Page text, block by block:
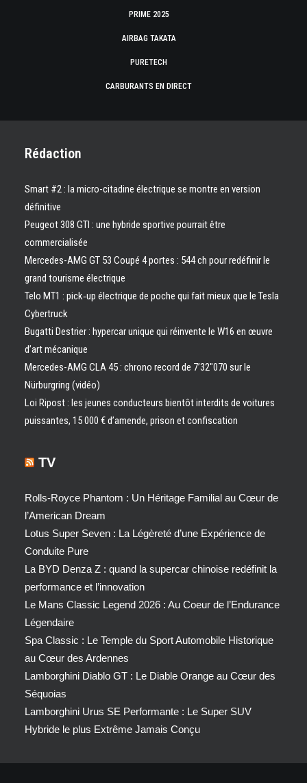
PRIME 2025
AIRBAG TAKATA
PURETECH
CARBURANTS EN DIRECT
Rédaction
Smart #2 : la micro-citadine électrique se montre en version
définitive
Peugeot 308 GTI : une hybride sportive pourrait être
commercialisée
Mercedes-AMG GT 53 Coupé 4 portes : 544 ch pour redéfinir le
grand tourisme électrique
Telo MT1 : pick‑up électrique de poche qui fait mieux que le Tesla
Cybertruck
Bugatti Destrier : hypercar unique qui réinvente le W16 en œuvre
d’art mécanique
Mercedes-AMG CLA 45 : chrono record de 7’32″070 sur le
Nürburgring (vidéo)
Loi Ripost : les jeunes conducteurs bientôt interdits de voitures
puissantes, 15 000 € d’amende, prison et confiscation
TV
Rolls-Royce Phantom : Un Héritage Familial au Cœur de
l’American Dream
Lotus Super Seven : La Légèreté d’une Expérience de
Conduite Pure
La BYD Denza Z : quand la supercar chinoise redéfinit la
performance et l’innovation
Le Mans Classic Legend 2026 : Au Coeur de l’Endurance
Légendaire
Spa Classic : Le Temple du Sport Automobile Historique
au Cœur des Ardennes
Lamborghini Diablo GT : Le Diable Orange au Cœur des
Séquoias
Lamborghini Urus SE Performante : Le Super SUV
Hybride le plus Extrême Jamais Conçu